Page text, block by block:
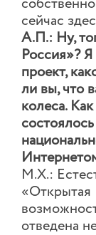
сейчас
А.П.: Ну,
Россия»?
проект,
ли вы, что
колеса.
М.Х.:
«Открытая
отведена